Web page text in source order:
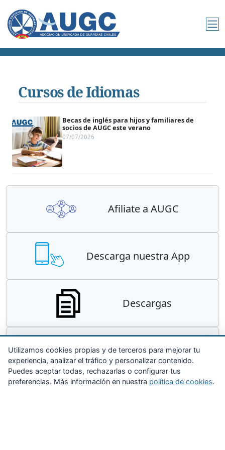
Cursos de Idiomas
Becas de inglés para hijos y familiares de
socios de AUGC este verano
07/07/2026
Afiliate a AUGC
Descarga nuestra App
Descargas
Contacta
Utilizamos cookies propias y de terceros para mejorar tu
experiencia, analizar el tráfico y personalizar contenido.
Puedes aceptar todas, rechazarlas o configurar tus
preferencias. Más información en nuestra política de cookies.